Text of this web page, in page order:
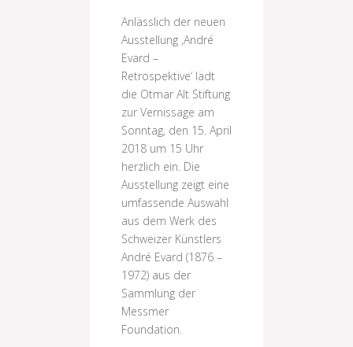
Anlässlich der neuen
Ausstellung ‚André
Evard –
Retrospektive‘ lädt
die Otmar Alt Stiftung
zur Vernissage am
Sonntag, den 15. April
2018 um 15 Uhr
herzlich ein. Die
Ausstellung zeigt eine
umfassende Auswahl
aus dem Werk des
Schweizer Künstlers
André Evard (1876 –
1972) aus der
Sammlung der
Messmer
Foundation.